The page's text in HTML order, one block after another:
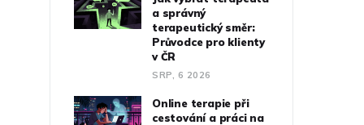
a správný
terapeutický směr:
Průvodce pro klienty
v ČR
SRP, 6 2026
Online terapie při
cestování a práci na